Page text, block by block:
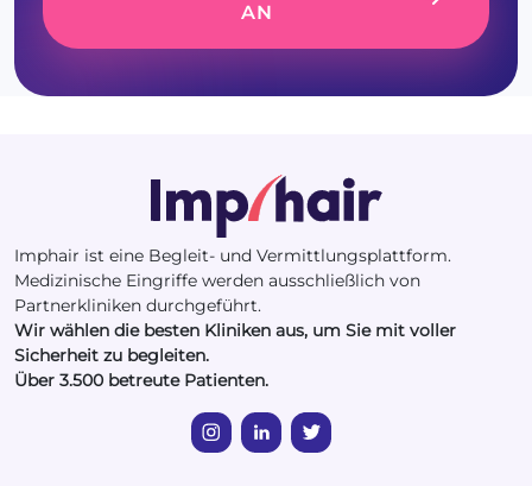
AN
Imphair ist eine Begleit- und Vermittlungsplattform.
Medizinische Eingriffe werden ausschließlich von
Partnerkliniken durchgeführt.
Wir wählen die besten Kliniken aus, um Sie mit voller
Sicherheit zu begleiten.
Über 3.500 betreute Patienten.